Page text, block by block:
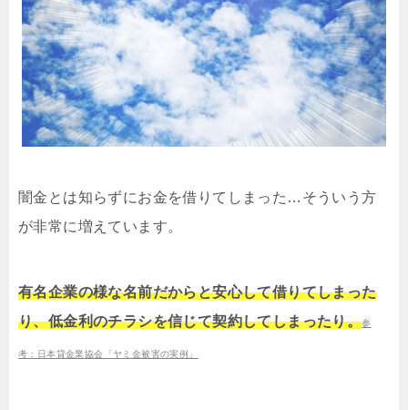
闇金とは知らずにお金を借りてしまった…そういう方
が非常に増えています。
有名企業の様な名前だからと安心して借りてしまった
り、低金利のチラシを信じて契約してしまったり。参
考：日本貸金業協会「ヤミ金被害の実例」